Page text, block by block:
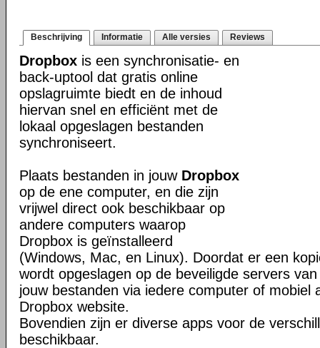
Beschrijving Informatie Alle versies Reviews
Dropbox is een synchronisatie- en
back-uptool dat gratis online
opslagruimte biedt en de inhoud
hiervan snel en efficiënt met de
lokaal opgeslagen bestanden
synchroniseert.
Plaats bestanden in jouw Dropbox
op de ene computer, en die zijn
vrijwel direct ook beschikbaar op
andere computers waarop
Dropbox is geïnstalleerd
(Windows, Mac, en Linux). Doordat er een
wordt opgeslagen op de beveiligde servers
jouw bestanden via iedere computer of mobiel
Dropbox website.
Bovendien zijn er diverse apps voor de
beschikbaar.